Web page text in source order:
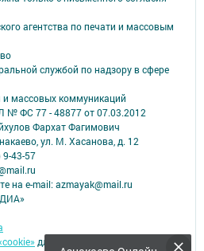
агентства по печати и массовым
службой по надзору в сфере
массовых коммуникаций
№ ФС 77 - 48877 от 07.03.2012
Фархат Фагимович
ул. М. Хасанова, д. 12
9-43-57
на e-mail: azmayak@mail.ru
для персонализации сервисов и